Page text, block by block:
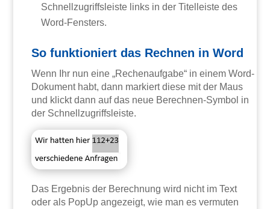
Schnellzugriffsleiste links in der Titelleiste des
Word-Fensters.
So funktioniert das Rechnen in Word
Wenn Ihr nun eine „Rechenaufgabe“ in einem Word-
Dokument habt, dann markiert diese mit der Maus
und klickt dann auf das neue Berechnen-Symbol in
der Schnellzugriffsleiste.
Das Ergebnis der Berechnung wird nicht im Text
oder als PopUp angezeigt, wie man es vermuten